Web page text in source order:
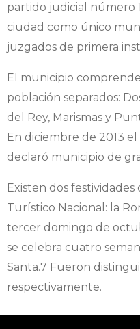
partido judicial número
ciudad como único
juzgados de primera
El municipio
población separados:
del Rey, Marismas y
En diciembre de 2013
declaró municipio de
Existen dos
Turístico Nacional: la
tercer domingo de
se celebra cuatro
Santa.7​ Fueron
respectivamente.